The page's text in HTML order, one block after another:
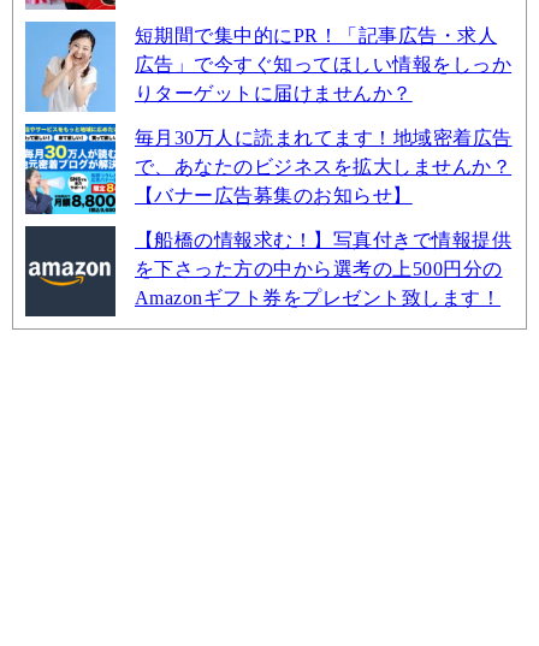
短期間で集中的にPR！「記事広告・求人
広告」で今すぐ知ってほしい情報をしっか
りターゲットに届けませんか？
毎月30万人に読まれてます！地域密着広告
で、あなたのビジネスを拡大しませんか？
【バナー広告募集のお知らせ】
【船橋の情報求む！】写真付きで情報提供
を下さった方の中から選考の上500円分の
Amazonギフト券をプレゼント致します！